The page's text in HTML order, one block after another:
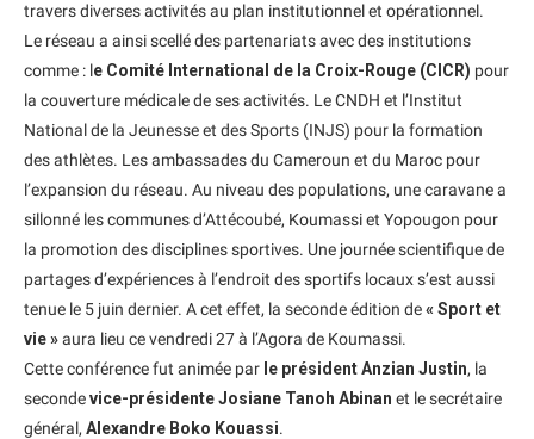
travers diverses activités au plan institutionnel et opérationnel.
Le réseau a ainsi scellé des partenariats avec des institutions
comme : le Comité International de la Croix-Rouge (CICR) pour
la couverture médicale de ses activités. Le CNDH et l’Institut
National de la Jeunesse et des Sports (INJS) pour la formation
des athlètes. Les ambassades du Cameroun et du Maroc pour
l’expansion du réseau. Au niveau des populations, une caravane a
sillonné les communes d’Attécoubé, Koumassi et Yopougon pour
la promotion des disciplines sportives. Une journée scientifique de
partages d’expériences à l’endroit des sportifs locaux s’est aussi
tenue le 5 juin dernier. A cet effet, la seconde édition de« Sport et
vie »aura lieu ce vendredi 27 à l’Agora de Koumassi.
Cette conférence fut animée par le président Anzian Justin, la
secondevice-présidente Josiane Tanoh Abinan et le secrétaire
général, Alexandre Boko Kouassi.